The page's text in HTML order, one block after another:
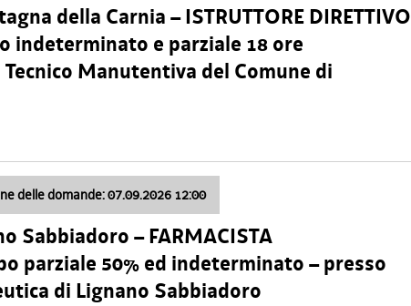
della Carnia – ISTRUTTORE DIRETTIVO
indeterminato e parziale 18 ore
Manutentiva del Comune di
delle domande: 07.09.2026 12:00
Sabbiadoro – FARMACISTA
parziale 50% ed indeterminato – presso
di Lignano Sabbiadoro